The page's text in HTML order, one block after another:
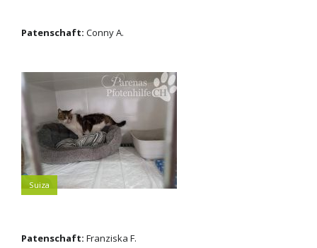
Patenschaft: Conny A.
Suiza
Patenschaft: Franziska F.